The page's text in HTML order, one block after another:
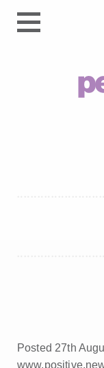
Posted 27th